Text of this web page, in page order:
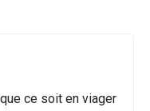
ce soit en viager